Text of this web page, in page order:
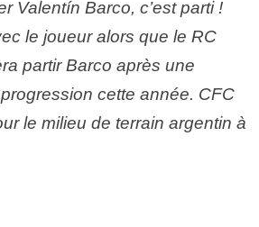
Valentín Barco, c’est parti !
le joueur alors que le RC
partir Barco après une
cette année. CFC
le milieu de terrain argentin à